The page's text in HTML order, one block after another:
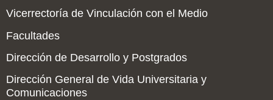
Vicerrectoría de Vinculación con el Medio
Facultades
Dirección de Desarrollo y Postgrados
Dirección General de Vida Universitaria y
Comunicaciones